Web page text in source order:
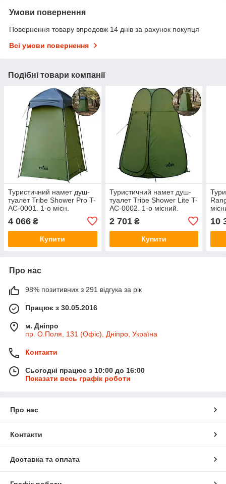
Умови повернення
Повернення товару впродовж 14 днів за рахунок покупця
Всі умови повернення
Подібні товари компанії
Туристичний намет душ-
туалет Tribe Shower Pro T-
AC-0001. 1-о місн.
санітарний. Універсальний
туристичний намет.
4 066 ₴
Купити
Туристичний намет душ-
туалет Tribe Shower Lite T-
AC-0002. 1-о місний.
Напівавтомат. Оливковий.
Намет санітарний.
Універсальний
2 701₴
Купити
10
Про нас
98% позитивних з 291 відгука за рік
Працює з 30.05.2016
м. Дніпро
пр. О.Поля, 131 (Офіс), Дніпро, Україна
Контакти
Сьогодні працює з 10:00 до 16:00
Показати весь графік роботи
Про нас
Контакти
Доставка та оплата